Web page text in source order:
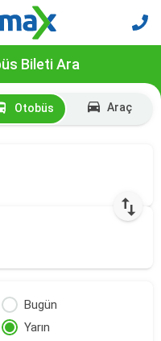
Bileti Ara
Otobüs Araç
Bugün
Yarın